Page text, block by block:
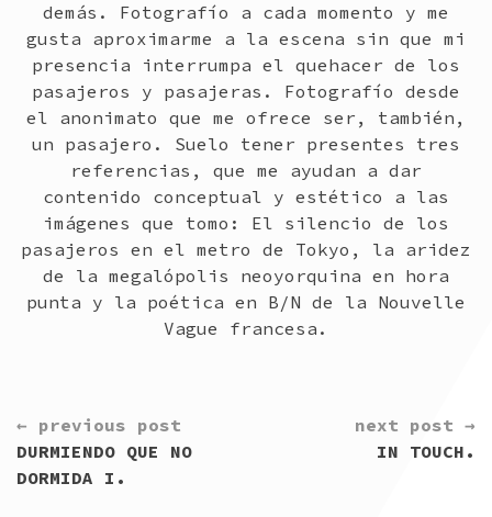
demás. Fotografío a cada momento y me
gusta aproximarme a la escena sin que mi
presencia interrumpa el quehacer de los
pasajeros y pasajeras. Fotografío desde
el anonimato que me ofrece ser, también,
un pasajero. Suelo tener presentes tres
referencias, que me ayudan a dar
contenido conceptual y estético a las
imágenes que tomo: El silencio de los
pasajeros en el metro de Tokyo, la aridez
de la megalópolis neoyorquina en hora
punta y la poética en B/N de la Nouvelle
Vague francesa.
CONTINUE
READING
← previous post
DURMIENDO QUE NO
DORMIDA I.
next post →
IN TOUCH.